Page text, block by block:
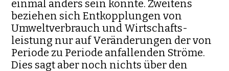
einmal anders sein könnte. Zweitens
bezie­hen sich Entkopplungen von
Umweltverbrauch und Wirtschafts­
leistung nur auf Veränderungen der von
Periode zu Periode anfallenden Ströme.
Dies sagt aber noch nichts über den